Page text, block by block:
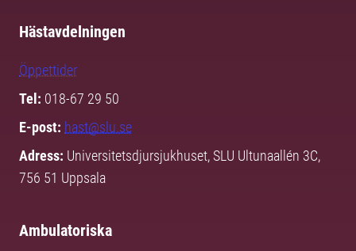
Hästavdelningen
Öppettider
Tel: 018-67 29 50
E-post: hast@slu.se
Adress: Universitetsdjursjukhuset, SLU Ultunaallén 3C,
756 51 Uppsala
Ambulatoriska